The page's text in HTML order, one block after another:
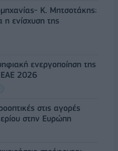
Κ. Μητσοτάκης:
η ενίσχυση της
ενεργοποίηση της
ΕΑΕ 2026
στις αγορές
στην Ευρώπη